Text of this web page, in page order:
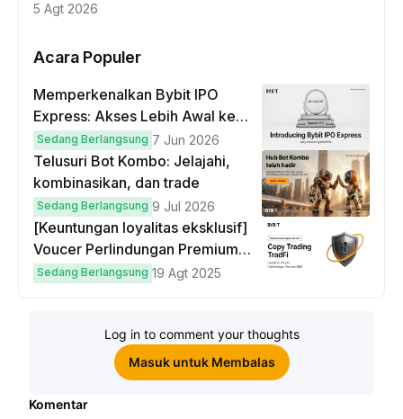
5 Agt 2026
Acara Populer
Memperkenalkan Bybit IPO
Express: Akses Lebih Awal ke
IPO Global!
Sedang Berlangsung 7 Jun 2026
Telusuri Bot Kombo: Jelajahi,
kombinasikan, dan trade
Sedang Berlangsung 9 Jul 2026
[Keuntungan loyalitas eksklusif]
Voucer Perlindungan Premium
hingga $50
Sedang Berlangsung 19 Agt 2025
Log in to comment your thoughts
Masuk untuk Membalas
Komentar